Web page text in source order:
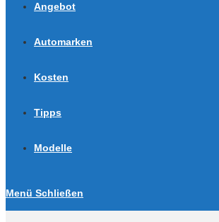
Angebot
Automarken
Kosten
Tipps
Modelle
Menü Schließen